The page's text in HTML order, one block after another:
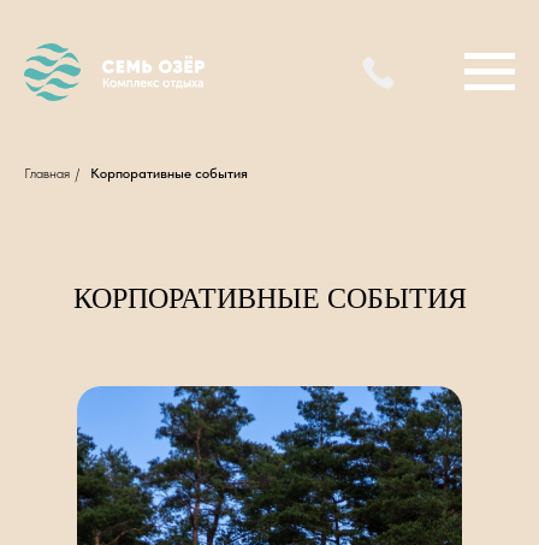
Главная / Корпоративные события
КОРПОРАТИВНЫЕ СОБЫТИЯ